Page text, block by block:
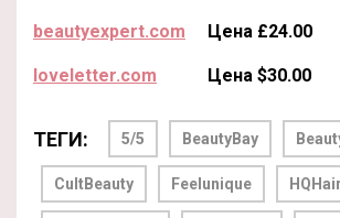
beautyexpert.com Цена £24.00
loveletter.com Цена $30.00
ТЕГИ: 5/5 BeautyBay
CultBeauty Feelunique HQHair